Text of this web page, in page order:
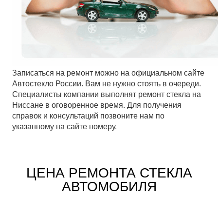
Записаться на ремонт можно на официальном сайте
Автостекло России. Вам не нужно стоять в очереди.
Специалисты компании выполнят ремонт стекла на
Ниссане в оговоренное время. Для получения
справок и консультаций позвоните нам по
указанному на сайте номеру.
ЦЕНА РЕМОНТА СТЕКЛА
АВТОМОБИЛЯ